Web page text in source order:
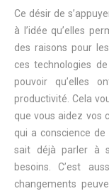
Ce désir de
à l’idée qu’elles
des raisons pour
ces technologies
pouvoir qu’elles
productivité. Cela
que vous aidez vos
qui a conscience
sait déjà parler à
besoins. C’est
changements